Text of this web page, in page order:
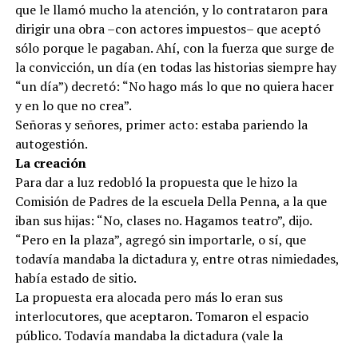
que le llamó mucho la atención, y lo contrataron para
dirigir una obra –con actores impuestos– que aceptó
sólo porque le pagaban. Ahí, con la fuerza que surge de
la convicción, un día (en todas las historias siempre hay
“un día”) decretó: “No hago más lo que no quiera hacer
y en lo que no crea”.
Señoras y señores, primer acto: estaba pariendo la
autogestión.
La creación
Para dar a luz redobló la propuesta que le hizo la
Comisión de Padres de la escuela Della Penna, a la que
iban sus hijas: “No, clases no. Hagamos teatro”, dijo.
“Pero en la plaza”, agregó sin importarle, o sí, que
todavía mandaba la dictadura y, entre otras nimiedades,
había estado de sitio.
La propuesta era alocada pero más lo eran sus
interlocutores, que aceptaron. Tomaron el espacio
público. Todavía mandaba la dictadura (vale la